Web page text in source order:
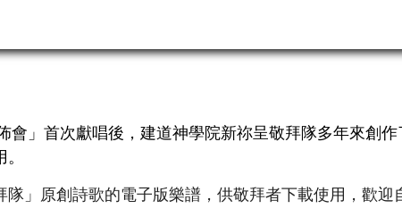
會」首次獻唱後，建道神學院新祢呈敬拜隊多年來創
」原創詩歌的電子版樂譜，供敬拜者下載使用，歡迎